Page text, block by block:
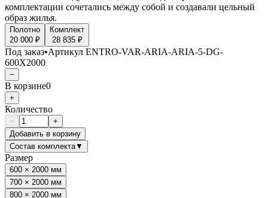
комплектации сочетались между собой и создавали цельный
образ жилья.
Полотно
20 000 ₽
Комплект
28 835 ₽
Под заказ•Артикул ENTRO-VAR-ARIA-ARIA-5-DG-
600X2000
−
В корзине0
+
Количество
−
+
Добавить в корзину
Состав комплекта▼
Размер
600 × 2000 мм
700 × 2000 мм
800 × 2000 мм